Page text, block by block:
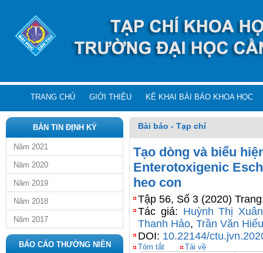
TRANG CHỦ GIỚI THIỆU KÊ KHAI BÀI BÁO KHOA HỌC
BẢN TIN ĐỊNH KỲ
Năm 2021
Năm 2020
Năm 2019
Năm 2018
Năm 2017
BÁO CÁO THƯỜNG NIÊN
Bài báo - Tạp chí
Tạo dòng và biểu
Enterotoxigenic
heo con
Tập 56, Số 3 (2020)
Tác giả: Huỳnh Thị
Thanh Hảo, Trần Văn Hiếu
DOI: 10.22144/
Tóm tắt
Tải về